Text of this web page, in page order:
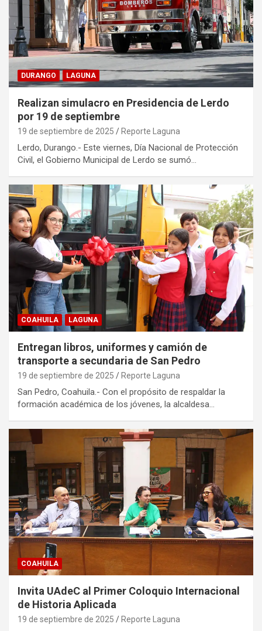
DURANGO LAGUNA
Realizan simulacro en Presidencia de Lerdo
por 19 de septiembre
19 de septiembre de 2025 Reporte Laguna
Lerdo, Durango.- Este viernes, Día Nacional de Protección
Civil, el Gobierno Municipal de Lerdo se sumó…
COAHUILA LAGUNA
Entregan libros, uniformes y camión de
transporte a secundaria de San Pedro
19 de septiembre de 2025 Reporte Laguna
San Pedro, Coahuila.- Con el propósito de respaldar la
formación académica de los jóvenes, la alcaldesa…
COAHUILA
Invita UAdeC al Primer Coloquio Internacional
de Historia Aplicada
19 de septiembre de 2025 Reporte Laguna